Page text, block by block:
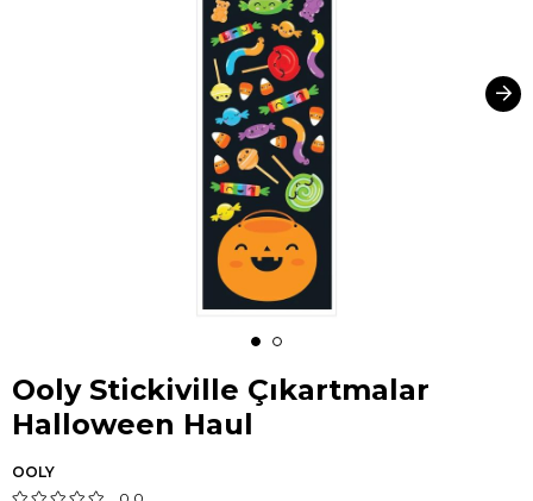
Ooly Stickiville Çıkartmalar
Halloween Haul
OOLY